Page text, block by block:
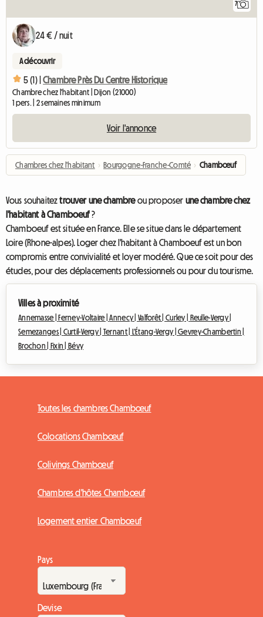
7
24 € / nuit
A découvrir
5 (1) | Chambre Près Du Centre Historique
Chambre chez l'habitant | Dijon (21000)
1 pers. | 2 semaines minimum
Voir l'annonce
Chambres chez l'habitant › Bourgogne-Franche-Comté › Chambœuf
Vous souhaiteztrouver une chambreou proposer une chambre chez
l'habitant à Chamboeuf?
Chamboeuf est située en France. Elle se situe dans le département
Loire (Rhone-alpes). Loger chez l'habitant à Chamboeuf est un bon
compromis entre convivialité et loyer modéré. Que ce soit pour des
études, pour des déplacements professionnels ou pour du tourisme.
Villes à proximité
Annemasse | Ferney-Voltaire |Annecy | Valforêt |Curley |
Reulle-Vergy |
Semezanges | Curtil-Vergy | Ternant | L'Étang-Vergy |Gevrey-Chambertin |
Brochon |
Fixin | Bévy
Toutes les chambres Chambœuf
Colocations Chambœuf
Colivings Chambœuf
Chambres d'hôtes Chambœuf
Logement entier Chambœuf
Pays
Devise